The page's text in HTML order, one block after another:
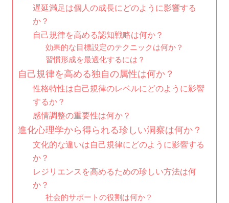
遅延満足は個人の成長にどのように影響する
か？
自己規律を高める認知戦略は何か？
効果的な目標設定のテクニックは何か？
習慣形成を最適化するには？
自己規律を高める独自の属性は何か？
性格特性は自己規律のレベルにどのように影響
するか？
感情調整の重要性は何か？
進化心理学から得られる珍しい洞察は何か？
文化的な違いは自己規律にどのように影響する
か？
レジリエンスを高めるための珍しい方法は何
か？
社会的サポートの役割は何か？